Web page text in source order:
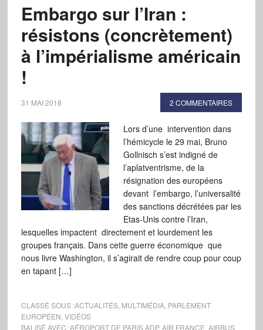
Embargo sur l’Iran :
résistons (concrètement)
à l’impérialisme américain
!
31 MAI 2018 2 COMMENTAIRES
Lors d’une intervention dans
l’hémicycle le 29 mai, Bruno
Gollnisch s’est indigné de
l’aplatventrisme, de la
résignation des européens
devant l’embargo, l’universalité
des sanctions décrétées par les
Etas-Unis contre l’Iran,
lesquelles impactent directement et lourdement les
groupes français. Dans cette guerre économique que
nous livre Washington, il s’agirait de rendre coup pour coup
en tapant […]
CLASSÉ SOUS :ACTUALITÉS, MULTIMÉDIA, PARLEMENT
EUROPÉEN VIDÉOS
BALISÉ AVEC :AÉROPORT DE PARIS ADP, AIR FRANCE AIRBUS,